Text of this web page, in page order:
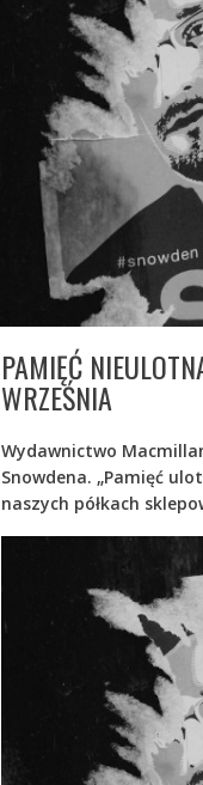
PAMIĘĆ
WRZEŚNIA
Wydawnictwo
Snowdena. „Pamięć
naszych półkach